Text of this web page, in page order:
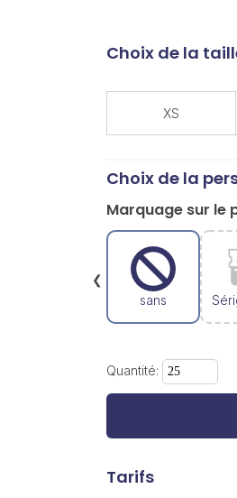
Choix de la
XS
Choix de la
Marquage sur le
sans
❮
Quantité:
Tarifs